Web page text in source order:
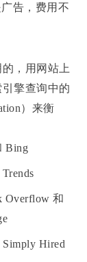
告，费用不
，用网站上
擎查询中的
）来衡
Bing
Overflow 和
Simply Hired